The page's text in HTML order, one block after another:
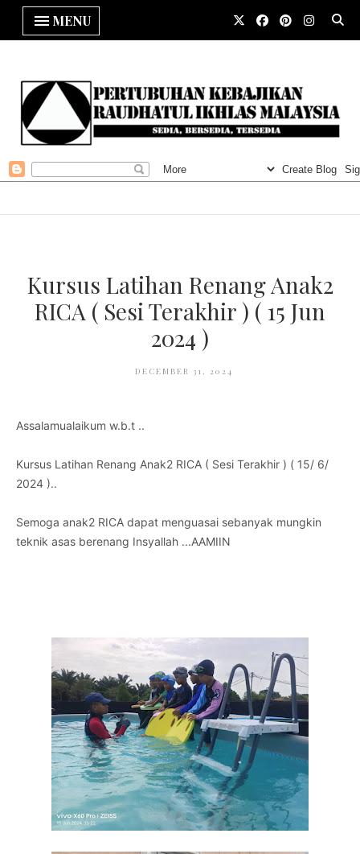
MENU
Kursus Latihan Renang Anak2
RICA ( Sesi Terakhir ) ( 15 Jun
2024 )
DECEMBER 31, 2024
Assalamualaikum w.b.t ..
Kursus Latihan Renang Anak2 RICA ( Sesi Terakhir ) ( 15/ 6/
2024 )..
Semoga anak2 RICA dapat menguasai sebanyak mungkin
teknik asas berenang Insyallah ...AAMIIN